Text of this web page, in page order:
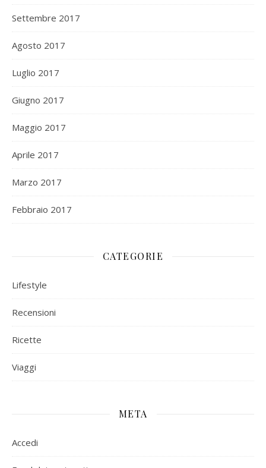
Settembre 2017
Agosto 2017
Luglio 2017
Giugno 2017
Maggio 2017
Aprile 2017
Marzo 2017
Febbraio 2017
CATEGORIE
Lifestyle
Recensioni
Ricette
Viaggi
META
Accedi